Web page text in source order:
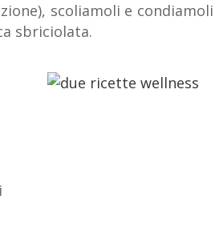
scoliamoli e
sbriciolata.